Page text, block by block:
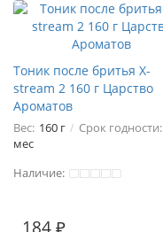
Тоник после бритья X-
stream 2 160 г Царство
Ароматов
Вес: 160 г Срок годности:
мес
Наличие: